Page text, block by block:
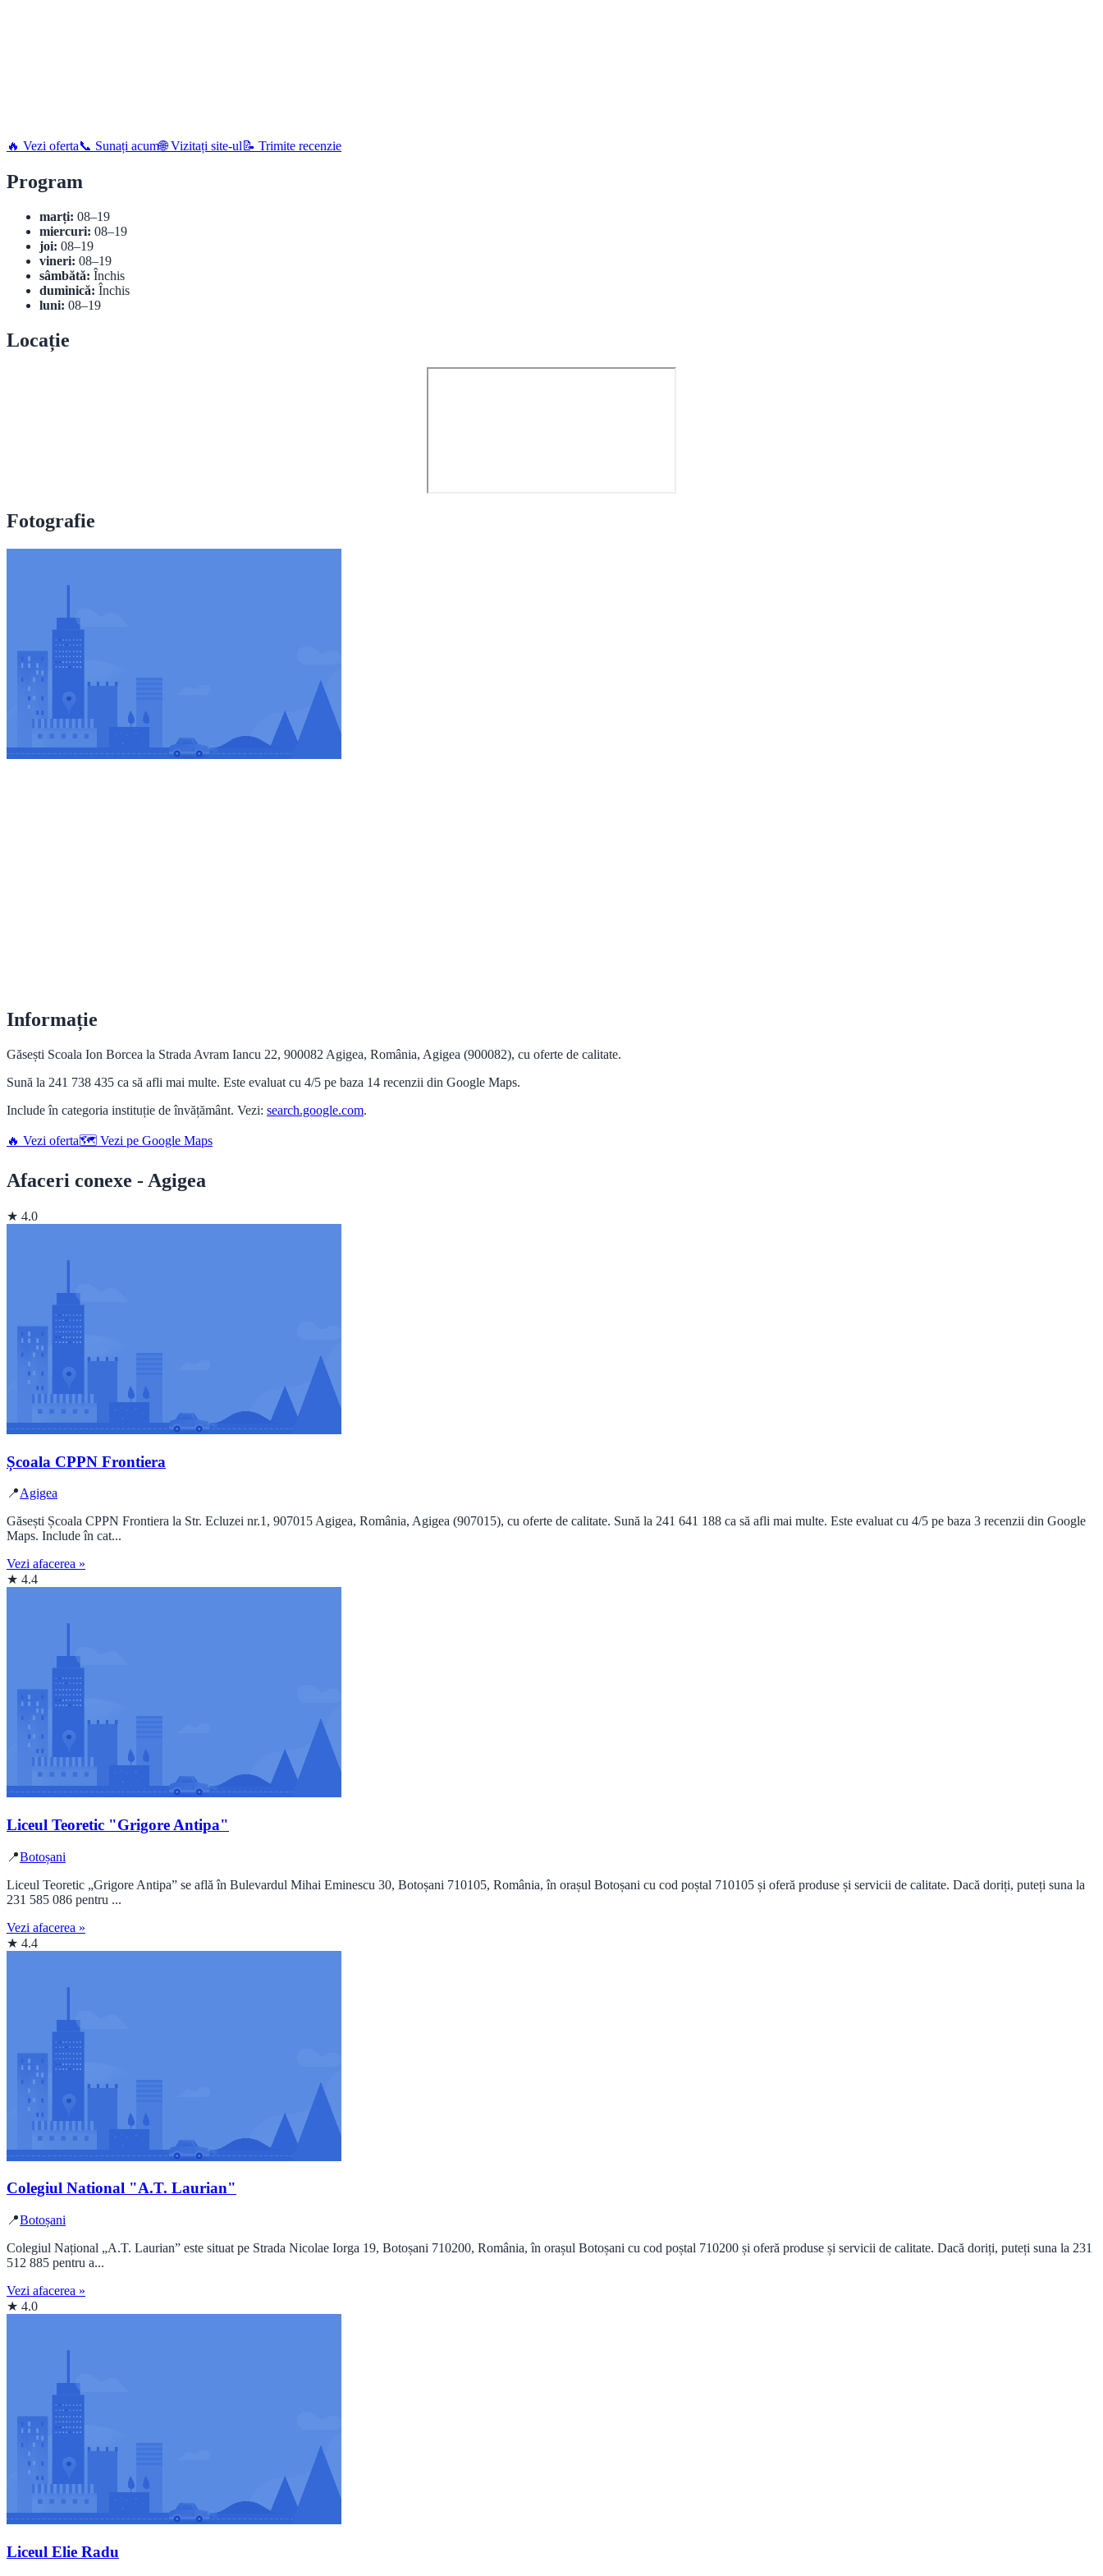
🔥 Vezi oferta📞 Sunați acum🌐 Vizitați site-ul 📝 Trimite recenzie
Program
marți: 08–19
miercuri: 08–19
joi: 08–19
vineri: 08–19
sâmbătă: Închis
duminică: Închis
luni: 08–19
Locație
Fotografie
Informație
Găsești Scoala Ion Borcea la Strada Avram Iancu 22, 900082 Agigea, România, Agigea (900082), cu oferte de calitate.
Sună la 241 738 435 ca să afli mai multe. Este evaluat cu 4/5 pe baza 14 recenzii din Google Maps.
Include în categoria instituție de învățământ. Vezi: search.google.com.
🔥 Vezi oferta🗺️ Vezi pe Google Maps
Afaceri conexe - Agigea
★ 4.0
Școala CPPN Frontiera
📍Agigea
Găsești Școala CPPN Frontiera la Str. Ecluzei nr.1, 907015 Agigea, România, Agigea (907015), cu oferte de calitate. Sună la 241 641 188 ca să afli mai multe. Este evaluat cu 4/5 pe baza 3 recenzii din Google
Maps. Include în cat...
Vezi afacerea »
★ 4.4
Liceul Teoretic "Grigore Antipa"
📍Botoșani
Liceul Teoretic „Grigore Antipa” se află în Bulevardul Mihai Eminescu 30, Botoșani 710105, România, în orașul Botoșani cu cod poștal 710105 și oferă produse și servicii de calitate. Dacă doriți, puteți suna la
231 585 086 pentru ...
Vezi afacerea »
★ 4.4
Colegiul National "A.T. Laurian"
📍Botoșani
Colegiul Național „A.T. Laurian” este situat pe Strada Nicolae Iorga 19, Botoșani 710200, România, în orașul Botoșani cu cod poștal 710200 și oferă produse și servicii de calitate. Dacă doriți, puteți suna la 231
512 885 pentru a...
Vezi afacerea »
★ 4.0
Liceul Elie Radu